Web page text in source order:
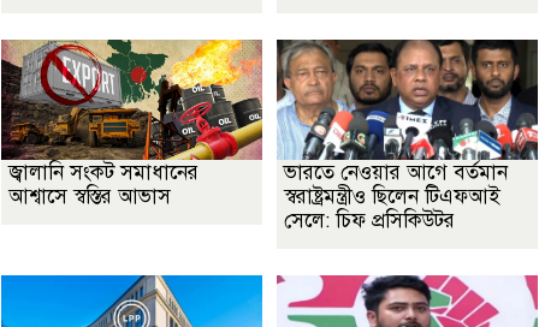
জ্বালানি সংকট সমাধানের
আশ্বাসে স্বস্তির আভাস
ভারতে নেওয়ার আগে বর্তমান
স্বরাষ্ট্রমন্ত্রীও ছিলেন টিএফআই
সেলে: চিফ প্রসিকিউটর